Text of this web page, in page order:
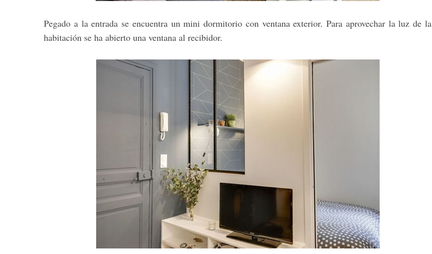
Pegado a la entrada se encuentra un mini dormitorio con ventana exterior. Para aprovechar la luz de la
habitación se ha abierto una ventana al recibidor.